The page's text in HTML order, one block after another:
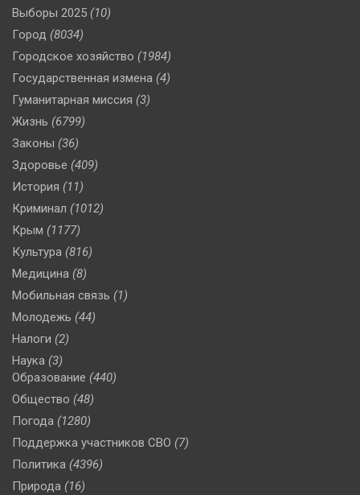
Выборы 2025 (10)
Город (8034)
Городское хозяйство (1984)
Государственная измена (4)
Гуманитарная миссия (3)
Жизнь (6799)
Законы (36)
Здоровье (409)
История (11)
Криминал (1012)
Крым (1177)
Культура (816)
Медицина (8)
Мобильная связь (1)
Молодежь (44)
Налоги (2)
Наука (3)
Образование (440)
Общество (48)
Погода (1280)
Поддержка участников СВО (7)
Политика (4396)
Природа (16)